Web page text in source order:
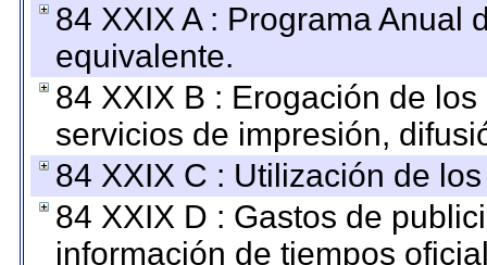
84 XXIX A : Programa Anual
equivalente.
84 XXIX B : Erogación de
servicios de impresión,
84 XXIX C : Utilización de
84 XXIX D : Gastos de
información de tiempos